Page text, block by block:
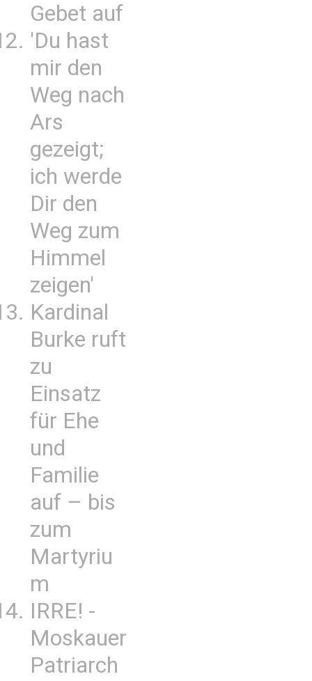
Gebet auf
'Du hast
mir den
Weg nach
Ars
gezeigt;
ich werde
Dir den
Weg zum
Himmel
zeigen'
Kardinal
Burke ruft
zu
Einsatz
für Ehe
und
Familie
auf – bis
zum
Martyriu
m
IRRE! -
Moskauer
Patriarch